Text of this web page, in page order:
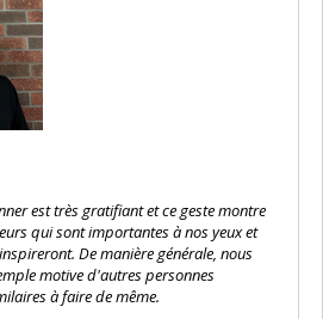
est très gratifiant et ce geste montre
qui sont importantes à nos yeux et
De manière générale, nous
motive d'autres personnes
à faire de même.